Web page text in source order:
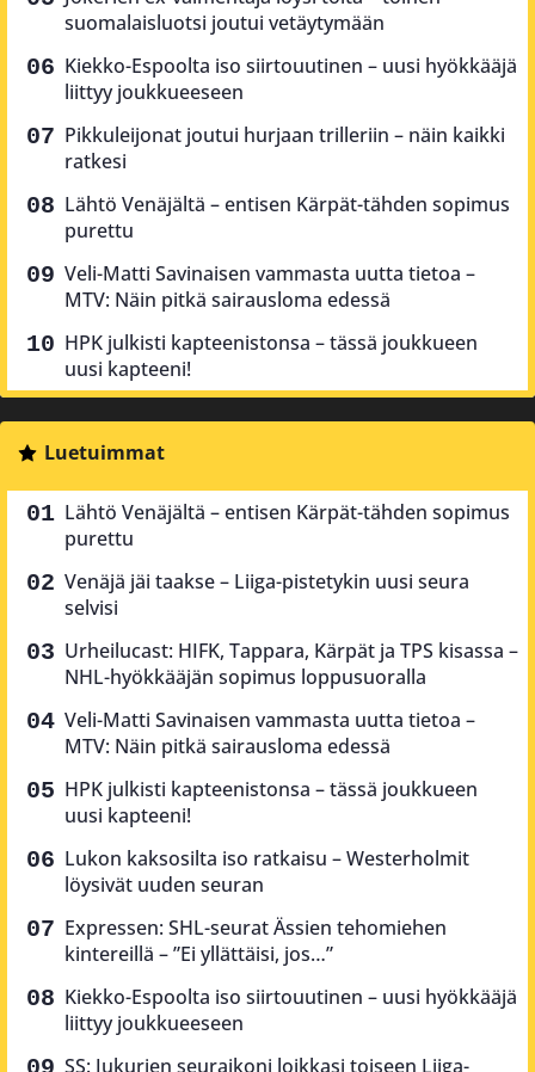
suomalaisluotsi joutui vetäytymään
Kiekko-Espoolta iso siirtouutinen – uusi hyökkääjä
liittyy joukkueeseen
Pikkuleijonat joutui hurjaan trilleriin – näin kaikki
ratkesi
Lähtö Venäjältä – entisen Kärpät-tähden sopimus
purettu
Veli-Matti Savinaisen vammasta uutta tietoa –
MTV: Näin pitkä sairausloma edessä
HPK julkisti kapteenistonsa – tässä joukkueen
uusi kapteeni!
Luetuimmat
Lähtö Venäjältä – entisen Kärpät-tähden sopimus
purettu
Venäjä jäi taakse – Liiga-pistetykin uusi seura
selvisi
Urheilucast: HIFK, Tappara, Kärpät ja TPS kisassa –
NHL-hyökkääjän sopimus loppusuoralla
Veli-Matti Savinaisen vammasta uutta tietoa –
MTV: Näin pitkä sairausloma edessä
HPK julkisti kapteenistonsa – tässä joukkueen
uusi kapteeni!
Lukon kaksosilta iso ratkaisu – Westerholmit
löysivät uuden seuran
Expressen: SHL-seurat Ässien tehomiehen
kintereillä – ”Ei yllättäisi, jos…”
Kiekko-Espoolta iso siirtouutinen – uusi hyökkääjä
liittyy joukkueeseen
SS: Jukurien seuraikoni loikkasi toiseen Liiga-